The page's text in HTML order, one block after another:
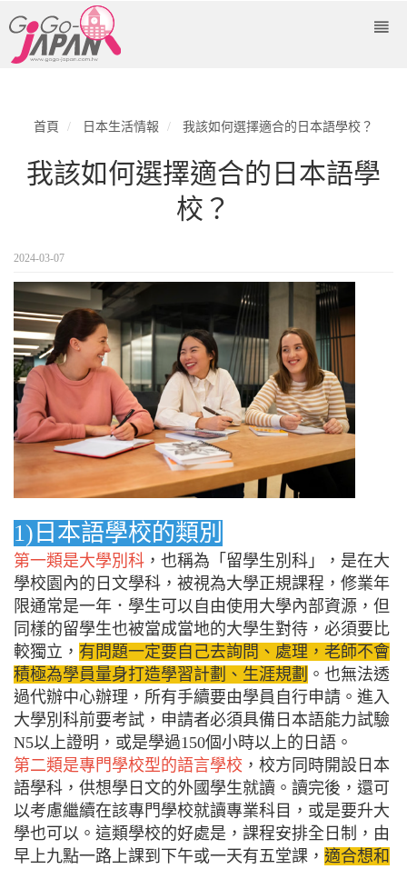
首頁 日本生活情報 我該如何選擇適合的日本語學校？
我該如何選擇適合的日本語學
校？
2024-03-07
1)日本語學校的類別
第一類是大學別科 ，也稱為「留學生別科」，是在大
學校園內的日文學科，被視為大學正規課程，修業年
限通常是一年．學生可以自由使用大學內部資源，但
同樣的留學生也被當成當地的大學生對待，必須要比
較獨立， 有問題一定要自己去詢問、處理，老師不會
積極為學員量身打造學習計劃、生涯規劃 。也無法透
過代辦中心辦理，所有手續要由學員自行申請。進入
大學別科前要考試，申請者必須具備日本語能力試驗
N5以上證明，或是學過150個小時以上的日語。
第二類是專門學校型的語言學校 ，校方同時開設日本
語學科，供想學日文的外國學生就讀。讀完後，還可
以考慮繼續在該專門學校就讀專業科目，或是要升大
學也可以。這類學校的好處是，課程安排全日制，由
早上九點一路上課到下午或一天有五堂課， 適合想和